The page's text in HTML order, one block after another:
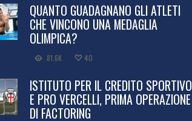
QUANTO GUADAGNANO GLI ATLETI
CHE VINCONO UNA MEDAGLIA
OLIMPICA?
81.6K 40
ISTITUTO PER IL CREDITO SPORTIVO
E PRO VERCELLI, PRIMA OPERAZIONE
DI FACTORING